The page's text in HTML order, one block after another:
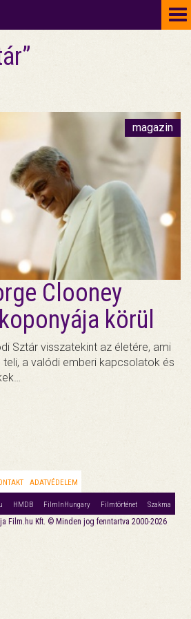
magazin
Clooney
körül
Sztár visszatekint az életére, ami
a valódi emberi kapcsolatok és
ADATVÉDELEM
HMDB FilmInHungary Filmtörténet Szakma
Film.hu Kft. © Minden jog fenntartva 2000-2026